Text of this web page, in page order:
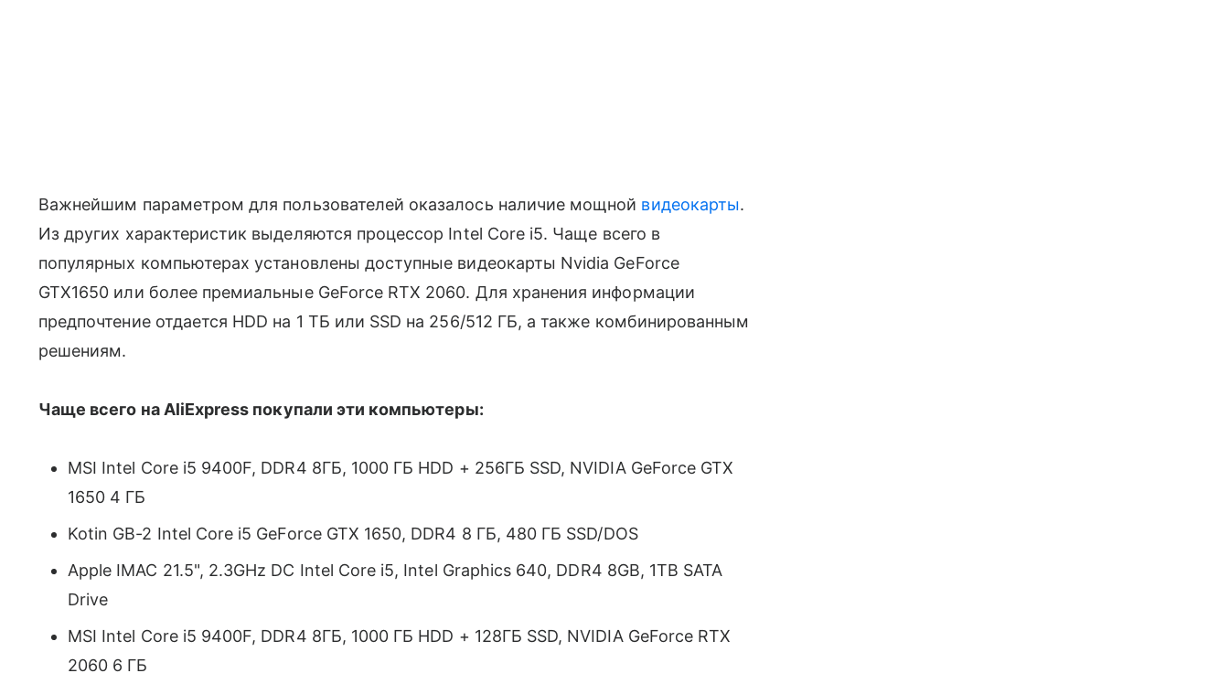
Важнейшим параметром для пользователей оказалось наличие мощной видеокарты.
Из других характеристик выделяются процессор Intel Core i5. Чаще всего в
популярных компьютерах установлены доступные видеокарты Nvidia GeForce
GTX1650 или более премиальные GeForce RTX 2060. Для хранения информации
предпочтение отдается HDD на 1 ТБ или SSD на 256/512 ГБ, а также комбинированным
решениям.
Чаще всего на AliExpress покупали эти компьютеры:
MSI Intel Core i5 9400F, DDR4 8ГБ, 1000 ГБ HDD + 256ГБ SSD, NVIDIA GeForce GTX
1650 4 ГБ
Kotin GB-2 Intel Core i5 GeForce GTX 1650, DDR4 8 ГБ, 480 ГБ SSD/DOS
Apple IMAC 21.5", 2.3GHz DC Intel Core i5, Intel Graphics 640, DDR4 8GB, 1TB SATA
Drive
MSI Intel Core i5 9400F, DDR4 8ГБ, 1000 ГБ HDD + 128ГБ SSD, NVIDIA GeForce RTX
2060 6 ГБ